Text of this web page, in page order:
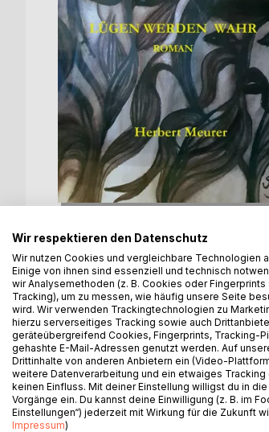
BESCHREIBUNG
Ein Mensch lässt sein Leben
resümieren kann. Die Bilanz
die passierten, erleichtert ihm
Hoffnung macht, auch Ängste
schließlich zur Wahrheit. Die
Wahrheit ist nicht mehr existent.
AUTOR/IN
Wir respektieren den Datenschutz
Wir nutzen Cookies und vergleichbare Technologien
Einige von ihnen sind essenziell und technisch
wir Analysemethoden (z. B. Cookies oder
Tracking), um zu messen, wie häufig unsere Seite
wird. Wir verwenden Trackingtechnologien zu
hierzu serverseitiges Tracking sowie auch
geräteübergreifend Cookies, Fingerprints, Tracking-
gehashte E-Mail-Adressen genutzt werden. Auf
Drittinhalte von anderen Anbietern ein (Video-
weitere Datenverarbeitung und ein etwaiges
keinen Einfluss. Mit deiner Einstellung willigst du in
Vorgänge ein. Du kannst deine Einwilligung (z. B. im
Einstellungen“) jederzeit mit Wirkung für die Zukunft
Impressum)